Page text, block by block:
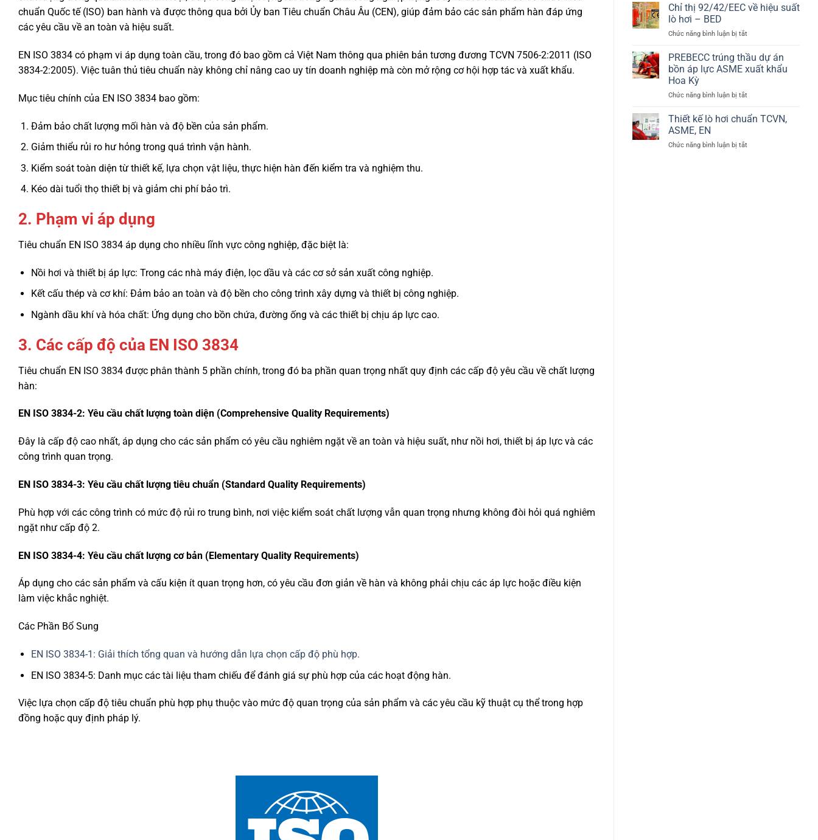
chuẩn Quốc tế (ISO) ban hành và được thông qua bởi Ủy ban Tiêu chuẩn Châu Âu (CEN), giúp đảm bảo các sản phẩm hàn đáp ứng
các yêu cầu về an toàn và hiệu suất.
EN ISO 3834 có phạm vi áp dụng toàn cầu, trong đó bao gồm cả Việt Nam thông qua phiên bản tương đương TCVN 7506-2:2011 (ISO
3834-2:2005). Việc tuân thủ tiêu chuẩn này không chỉ nâng cao uy tín doanh nghiệp mà còn mở rộng cơ hội hợp tác và xuất khẩu.
Mục tiêu chính của EN ISO 3834 bao gồm:
Đảm bảo chất lượng mối hàn và độ bền của sản phẩm.
Giảm thiểu rủi ro hư hỏng trong quá trình vận hành.
Kiểm soát toàn diện từ thiết kế, lựa chọn vật liệu, thực hiện hàn đến kiểm tra và nghiệm thu.
Kéo dài tuổi thọ thiết bị và giảm chi phí bảo trì.
2. Phạm vi áp dụng
Tiêu chuẩn EN ISO 3834 áp dụng cho nhiều lĩnh vực công nghiệp, đặc biệt là:
Nồi hơi và thiết bị áp lực: Trong các nhà máy điện, lọc dầu và các cơ sở sản xuất công nghiệp.
Kết cấu thép và cơ khí: Đảm bảo an toàn và độ bền cho công trình xây dựng và thiết bị công nghiệp.
Ngành dầu khí và hóa chất: Ứng dụng cho bồn chứa, đường ống và các thiết bị chịu áp lực cao.
3. Các cấp độ của EN ISO 3834
Tiêu chuẩn EN ISO 3834 được phân thành 5 phần chính, trong đó ba phần quan trọng nhất quy định các cấp độ yêu cầu về chất lượng
hàn:
EN ISO 3834-2: Yêu cầu chất lượng toàn diện (Comprehensive Quality Requirements)
Đây là cấp độ cao nhất, áp dụng cho các sản phẩm có yêu cầu nghiêm ngặt về an toàn và hiệu suất, như nồi hơi, thiết bị áp lực và các
công trình quan trọng.
EN ISO 3834-3: Yêu cầu chất lượng tiêu chuẩn (Standard Quality Requirements)
Phù hợp với các công trình có mức độ rủi ro trung bình, nơi việc kiểm soát chất lượng vẫn quan trọng nhưng không đòi hỏi quá nghiêm
ngặt như cấp độ 2.
EN ISO 3834-4: Yêu cầu chất lượng cơ bản (Elementary Quality Requirements)
Áp dụng cho các sản phẩm và cấu kiện ít quan trọng hơn, có yêu cầu đơn giản về hàn và không phải chịu các áp lực hoặc điều kiện
làm việc khắc nghiệt.
Các Phần Bổ Sung
EN ISO 3834-1: Giải thích tổng quan và hướng dẫn lựa chọn cấp độ phù hợp.
EN ISO 3834-5: Danh mục các tài liệu tham chiếu để đánh giá sự phù hợp của các hoạt động hàn.
Việc lựa chọn cấp độ tiêu chuẩn phù hợp phụ thuộc vào mức độ quan trọng của sản phẩm và các yêu cầu kỹ thuật cụ thể trong hợp
đồng hoặc quy định pháp lý.
tạicông
áp
tại
Phú
Rịa
Vũng
Chỉ thị 92/42/EEC về hiệu suất
lò hơi – BED
Chức năng bình luận bị tắtở
thị
92/42/EEC
về
suất
hơi
PREBECC trúng thầu dự án
bồn áp lực ASME xuất khẩu
Hoa Kỳ
Chức năng bình luận bị tắtở
trúng
án
Thiết kế lò hơi chuẩn TCVN,
ASME, EN
Chức năng bình luận bị tắtở